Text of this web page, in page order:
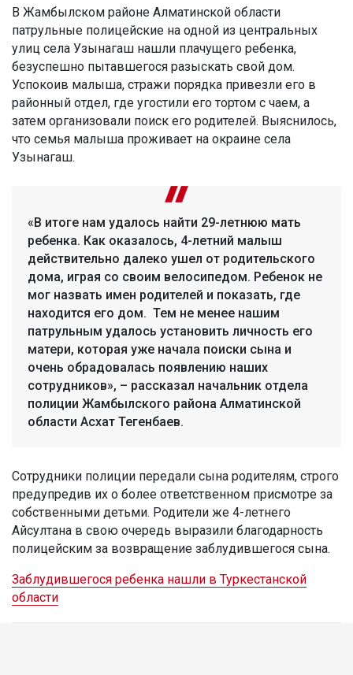
В Жамбылском районе Алматинской области
патрульные полицейские на одной из центральных
улиц села Узынагаш нашли плачущего ребенка,
безуспешно пытавшегося разыскать свой дом.
Успокоив малыша, стражи порядка привезли его в
районный отдел, где угостили его тортом с чаем, а
затем организовали поиск его родителей. Выяснилось,
что семья малыша проживает на окраине села
Узынагаш.
«В итоге нам удалось найти 29-летнюю мать
ребенка. Как оказалось, 4-летний малыш
действительно далеко ушел от родительского
дома, играя со своим велосипедом. Ребенок не
мог назвать имен родителей и показать, где
находится его дом. Тем не менее нашим
патрульным удалось установить личность его
матери, которая уже начала поиски сына и
очень обрадовалась появлению наших
сотрудников», – рассказал начальник отдела
полиции Жамбылского района Алматинской
области Асхат Тегенбаев.
Сотрудники полиции передали сына родителям, строго
предупредив их о более ответственном присмотре за
собственными детьми. Родители же 4-летнего
Айсултана в свою очередь выразили благодарность
полицейским за возвращение заблудившегося сына.
Заблудившегося ребенка нашли в Туркестанской
области